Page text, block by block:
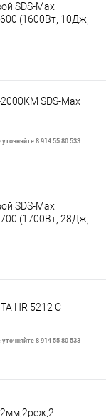
SDS-Max
(1600Вт, 10Дж,
SDS-Max
8 914 55 80 533
SDS-Max
(1700Вт, 28Дж,
HR 5212 С
8 914 55 80 533